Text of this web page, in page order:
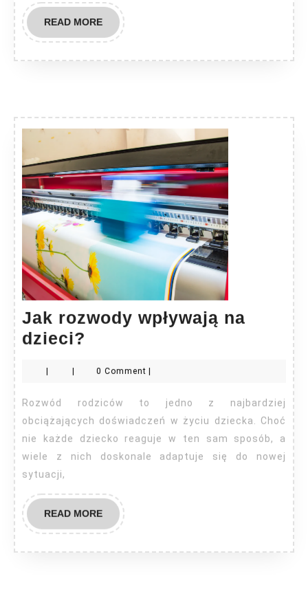
READ MOREREAD
MORE
Jak rozwody wpływają na
dzieci?
wpływają
na
dzieci?
0 Comment
Rozwód rodziców to jedno z najbardziej
obciążających doświadczeń w życiu dziecka. Choć
nie każde dziecko reaguje w ten sam sposób, a
wiele z nich doskonale adaptuje się do nowej
sytuacji,
READ MOREREAD
MORE